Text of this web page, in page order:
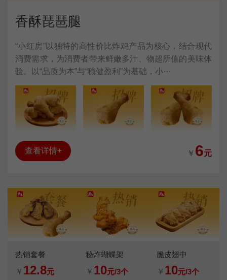
香酥琵琶腿
“小红房”以独特的高性价比炸鸡产品为核心，结合现代
消费需求，为消费者带来鲜嫩多汁、物超所值的美味体
验。以“品质为本”与“稳健盈利”为基础，小···
查看详情+ ￥ 6元
热销套餐
￥ 12.8元
秘炸蝴蝶架
￥ 10元/3个
脆皮翅中
￥ 10元/3个